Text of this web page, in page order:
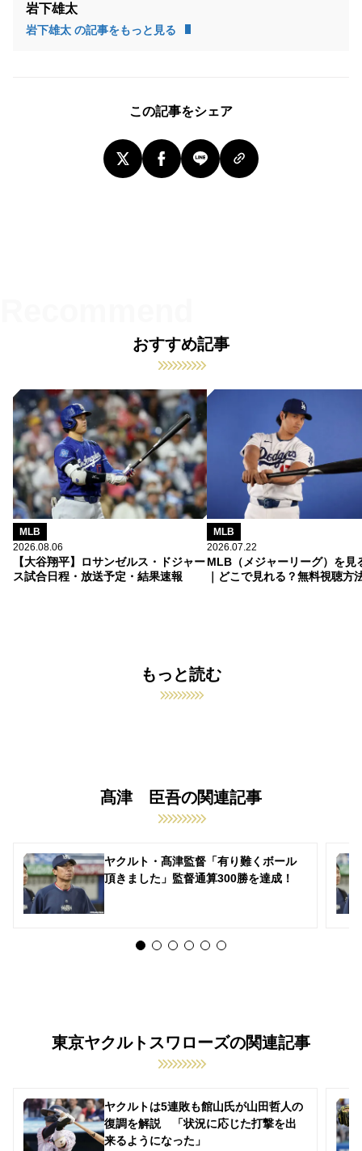
岩下雄太
岩下雄太 の記事をもっと見る
この記事をシェア
おすすめ記事
MLB
2026.08.06
【大谷翔平】ロサンゼルス・ドジャー
ス試合日程・放送予定・結果速報
MLB
2026.07.22
MLB（メジャーリーグ）を見
｜どこで見れる？無料視聴方
もっと読む
髙津 臣吾の関連記事
ヤクルト・髙津監督「有り難くボール
頂きました」監督通算300勝を達成！
東京ヤクルトスワローズの関連記事
ヤクルトは5連敗も館山氏が山田哲人の
復調を解説 「状況に応じた打撃を出
来るようになった」